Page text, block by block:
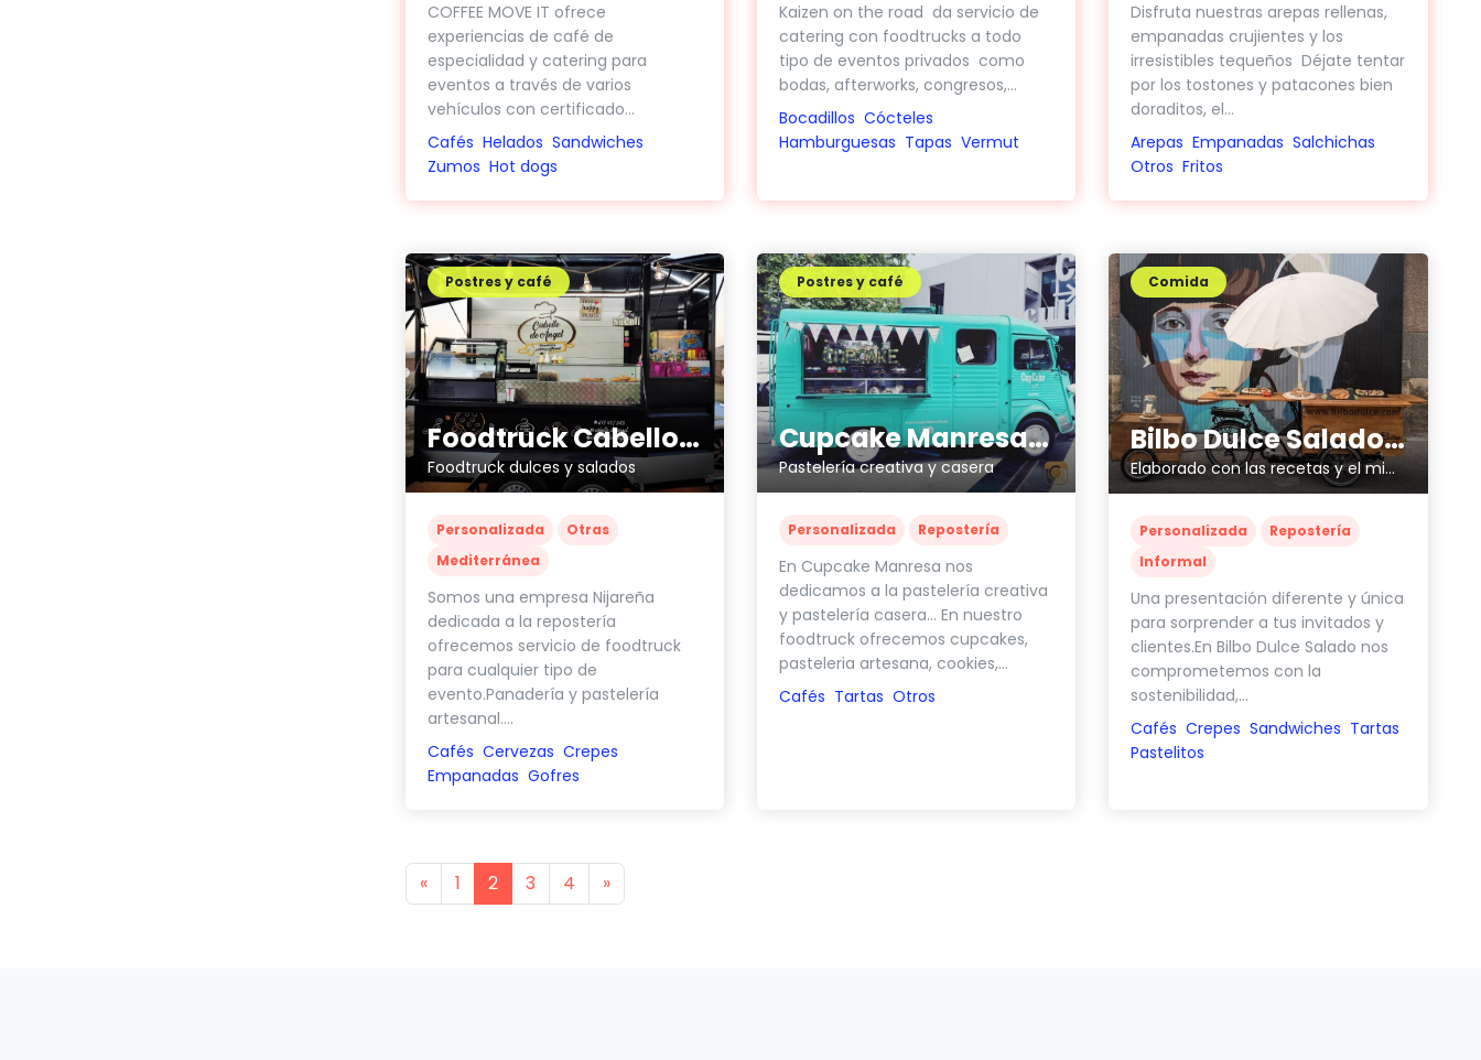
COFFEE MOVE IT ofrece
experiencias de café de
especialidad y catering para
eventos a través de varios
vehículos con certificado...
Cafés Helados Sandwiches
Zumos Hot dogs
Kaizen on the road da servicio de
catering con foodtrucks a todo
tipo de eventos privados como
bodas, afterworks, congresos,...
Bocadillos Cócteles
Hamburguesas Tapas Vermut
Disfruta nuestras arepas rellenas,
empanadas crujientes y los
irresistibles tequeños Déjate tentar
por los tostones y patacones bien
doraditos, el...
Arepas Empanadas Salchichas
Otros Fritos
Foodtruck Cabello de Ángel
Foodtruck dulces y salados
Postres y café
Personalizada
Otras
Mediterránea
Somos una empresa Nijareña
dedicada a la repostería
ofrecemos servicio de foodtruck
para cualquier tipo de
evento.Panadería y pastelería
artesanal....
Cafés Cervezas Crepes
Empanadas Gofres
Cupcake Manresa food truck
Pastelería creativa y casera
Postres y café
Personalizada Repostería
En Cupcake Manresa nos
dedicamos a la pastelería creativa
y pastelería casera... En nuestro
foodtruck ofrecemos cupcakes,
pasteleria artesana, cookies,...
Cafés Tartas Otros
Bilbo Dulce Salado Food Bike
Elaborado con las recetas y el mimo de nuestras Abuelas
Comida
Personalizada
Repostería
Informal
Una presentación diferente y única
para sorprender a tus invitados y
clientes.En Bilbo Dulce Salado nos
comprometemos con la
sostenibilidad,...
Cafés Crepes Sandwiches Tartas
Pastelitos
«Previous
1 2 3 4 »Next